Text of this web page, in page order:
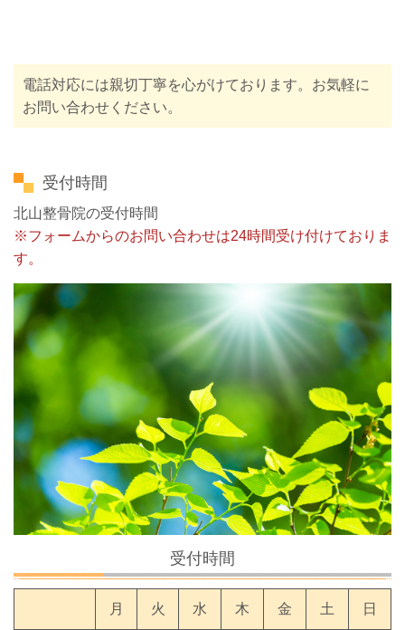
電話対応には親切丁寧を心がけております。お気軽に
お問い合わせください。
受付時間
北山整骨院の受付時間
※フォームからのお問い合わせは24時間受け付けておりま
す。
受付時間
月 火 水 木 金 土 日